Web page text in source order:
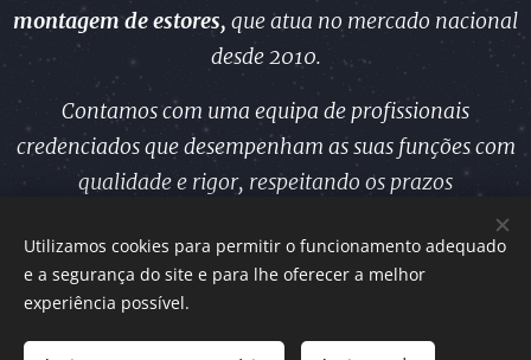
montagemde estores, que atua no mercado nacional
desde 2010.
Contamos com uma equipa de profissionais
credenciados que desempenham as suas funções com
qualidade e rigor, respeitando os prazos
Utilizamos cookies para permitir o funcionamento adequado
e a segurança do site e para lhe oferecer a melhor
experiência possível.